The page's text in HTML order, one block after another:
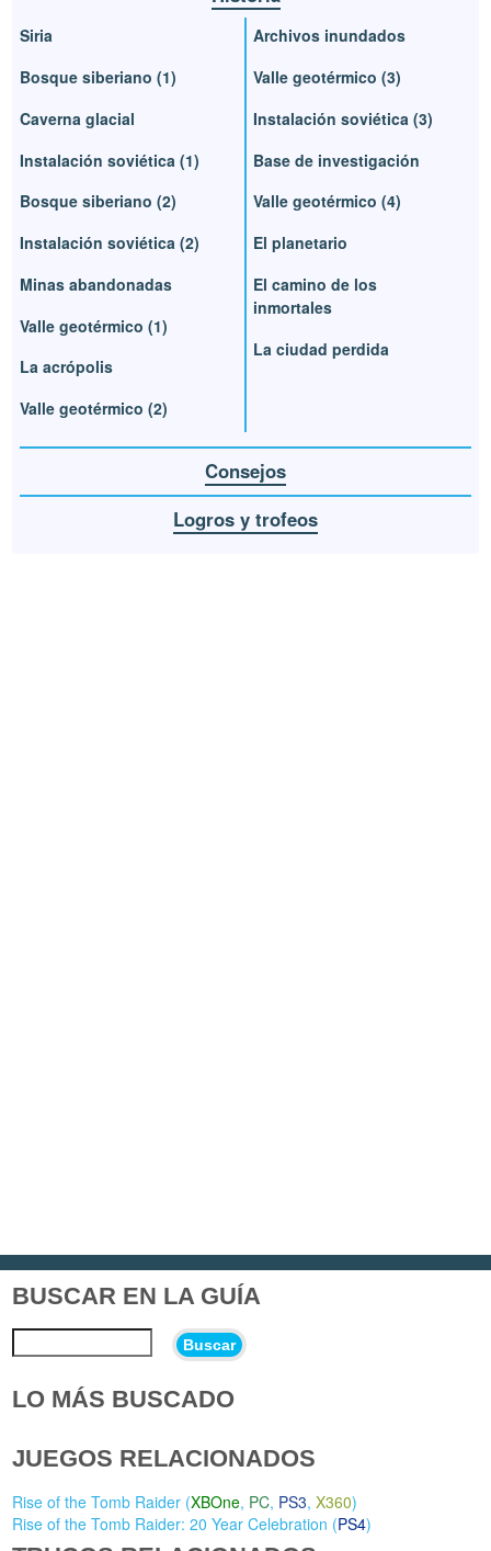
Siria
Bosque siberiano (1)
Caverna glacial
Instalación soviética (1)
Bosque siberiano (2)
Instalación soviética (2)
Minas abandonadas
Valle geotérmico (1)
La acrópolis
Valle geotérmico (2)
Archivos inundados
Valle geotérmico (3)
Instalación soviética (3)
Base de investigación
Valle geotérmico (4)
El planetario
El camino de los
inmortales
La ciudad perdida
Consejos
Logros y trofeos
BUSCAR EN LA GUÍA
Buscar
LO MÁS BUSCADO
JUEGOS RELACIONADOS
Rise of the Tomb Raider (XBOne, PC, PS3,X360)
Rise of the Tomb Raider: 20 Year Celebration (PS4)